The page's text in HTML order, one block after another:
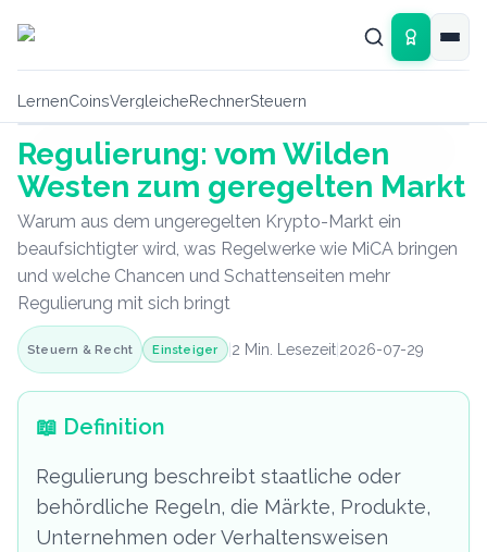
LernenCoinsVergleicheRechnerSteuern
Lexikon-Grafik
Regulierung: vom Wilden
Westen zum geregelten Markt
Warum aus dem ungeregelten Krypto-Markt ein
beaufsichtigter wird, was Regelwerke wie MiCA bringen
und welche Chancen und Schattenseiten mehr
Regulierung mit sich bringt
Steuern & Recht Einsteiger | 2 Min. Lesezeit| 2026-07-29
📖 Definition
Regulierung beschreibt staatliche oder
behördliche Regeln, die Märkte, Produkte,
Unternehmen oder Verhaltensweisen